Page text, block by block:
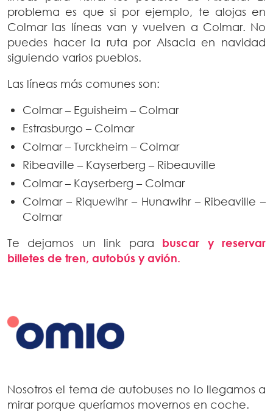
problema es que si por ejemplo, te alojas en
Colmar las líneas van y vuelven a Colmar. No
puedes hacer la ruta por Alsacia en navidad
siguiendo varios pueblos.
Las líneas más comunes son:
Colmar – Eguisheim – Colmar
Estrasburgo – Colmar
Colmar – Turckheim – Colmar
Ribeaville – Kayserberg – Ribeauville
Colmar – Kayserberg – Colmar
Colmar – Riquewihr – Hunawihr – Ribeaville –
Colmar
Te dejamos un link para
buscar y reservar
billetes de tren, autobús y avión.
Nosotros el tema de autobuses no lo llegamos a
mirar porque queríamos movernos en coche.